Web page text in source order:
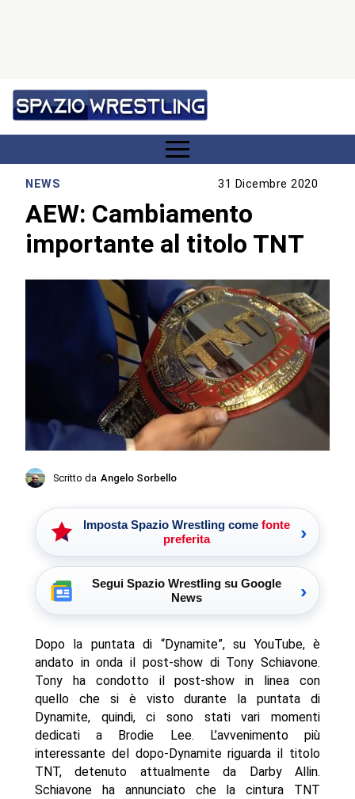
NEWS 31 Dicembre 2020
AEW: Cambiamento
importante al titolo TNT
Scritto da Angelo Sorbello
Imposta Spazio Wrestling come fonte
preferita
›
Segui Spazio Wrestling su Google
News
›
Dopo la puntata di “Dynamite”, su YouTube, è
andato in onda il post-show di Tony Schiavone.
Tony ha condotto il post-show in linea con
quello che si è visto durante la puntata di
Dynamite, quindi, ci sono stati vari momenti
dedicati a Brodie Lee. L’avvenimento più
interessante del dopo-Dynamite riguarda il titolo
TNT, detenuto attualmente da Darby Allin.
Schiavone ha annunciato che la cintura TNT